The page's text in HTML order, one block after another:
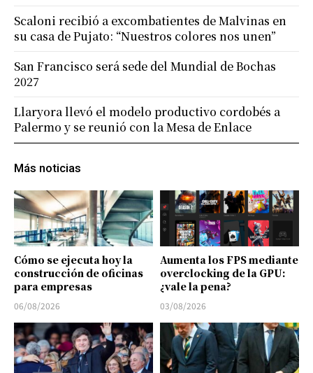
Más noticias
Cómo se ejecuta hoy la
construcción de oficinas
para empresas
06/08/2026
Aumenta los FPS mediante
overclocking de la GPU:
¿vale la pena?
03/08/2026
Scaloni recibió a excombatientes de Malvinas en
su casa de Pujato: “Nuestros colores nos unen”
San Francisco será sede del Mundial de Bochas
2027
Llaryora llevó el modelo productivo cordobés a
Palermo y se reunió con la Mesa de Enlace